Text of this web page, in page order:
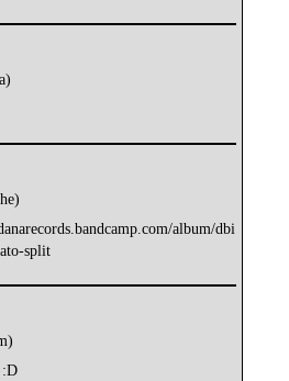
album/dbi
split
:D